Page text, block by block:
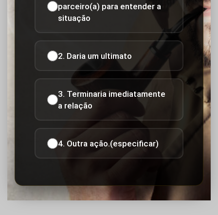
parceiro(a) para entender a
situação
2. Daria um ultimato
3. Terminaria imediatamente
a relação
4. Outra ação.(especificar)